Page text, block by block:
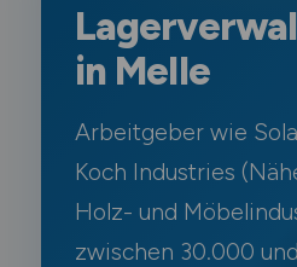
in Melle
Arbeitgeber wie
Koch Industries
Holz- und
zwischen 30.000